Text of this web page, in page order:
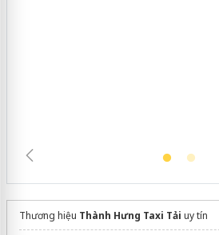
Thương hiệu Thành Hưng Taxi Tải uy tín